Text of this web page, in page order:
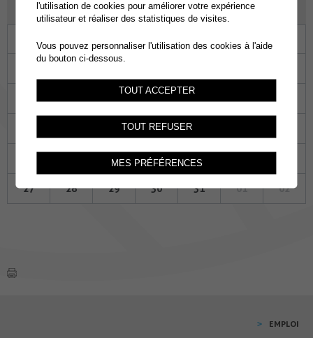
JUILLET 2026
16
22 23 24
27 28 29 30 31 01 02
EMPLOI
l'utilisation de cookies pour améliorer votre expérience
utilisateur et réaliser des statistiques de visites.
Vous pouvez personnaliser l'utilisation des cookies à l'aide
du bouton ci-dessous.
TOUT ACCEPTER
TOUT REFUSER
MES PRÉFÉRENCES